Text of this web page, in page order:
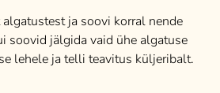
ja soovi korral nende
soovid jälgida vaid ühe algatuse
lehele ja telli teavitus küljeribalt.